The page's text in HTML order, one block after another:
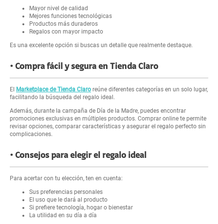
Mayor nivel de calidad
Mejores funciones tecnológicas
Productos más duraderos
Regalos con mayor impacto
Es una excelente opción si buscas un detalle que realmente destaque.
Compra fácil y segura en Tienda Claro
El Marketplace de Tienda Claro reúne diferentes categorías en un solo lugar,
facilitando la búsqueda del regalo ideal.
Además, durante la campaña de Día de la Madre, puedes encontrar
promociones exclusivas en múltiples productos. Comprar online te permite
revisar opciones, comparar características y asegurar el regalo perfecto sin
complicaciones.
Consejos para elegir el regalo ideal
Para acertar con tu elección, ten en cuenta:
Sus preferencias personales
El uso que le dará al producto
Si prefiere tecnología, hogar o bienestar
La utilidad en su día a día